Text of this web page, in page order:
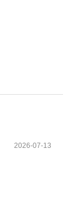
2026-07-13